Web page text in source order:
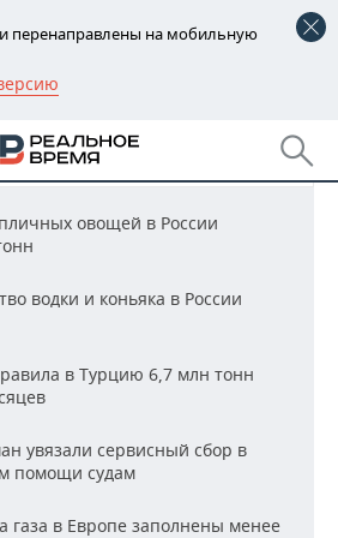
перенаправлены на мобильную
МСК Все новости
овощей в России
водки и коньяка в России
в Турцию 6,7 млн тонн
увязали сервисный сбор в
помощи судам
газа в Европе заполнены менее